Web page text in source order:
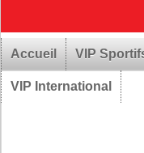
Accueil VIP
VIP International